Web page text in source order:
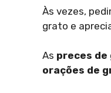
Às vezes,
grato e
As preces
orações de